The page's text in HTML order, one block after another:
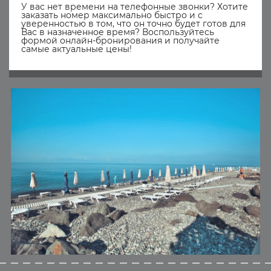
У вас нет времени на телефонные звонки? Хотите
заказать номер максимально быстро и с
уверенностью в том, что он точно будет готов для
Вас в назначенное время? Воспользуйтесь
формой онлайн-бронирования и получайте
самые актуальные цены!